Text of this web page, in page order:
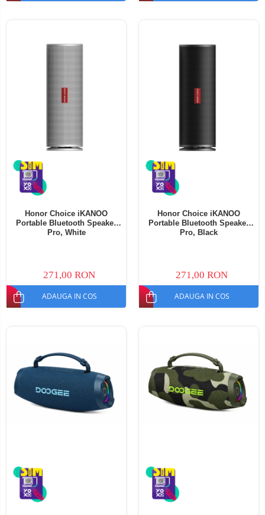
Honor Choice iKANOO
Portable Bluetooth Speaker
Pro, White
271,00 RON
ADAUGA IN COS
Honor Choice iKANOO
Portable Bluetooth Speaker
Pro, Black
271,00 RON
ADAUGA IN COS